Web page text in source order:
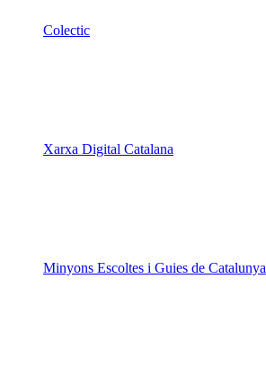
Colectic
Xarxa Digital Catalana
Minyons Escoltes i Guies de Catalunya